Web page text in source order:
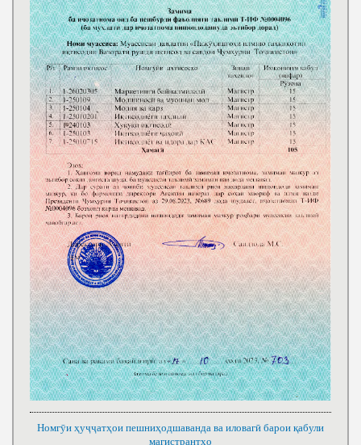
Номгӯи ҳуҷҷатҳои пешниҳодшаванда ва иловагӣ барои қабули
магистрантҳо